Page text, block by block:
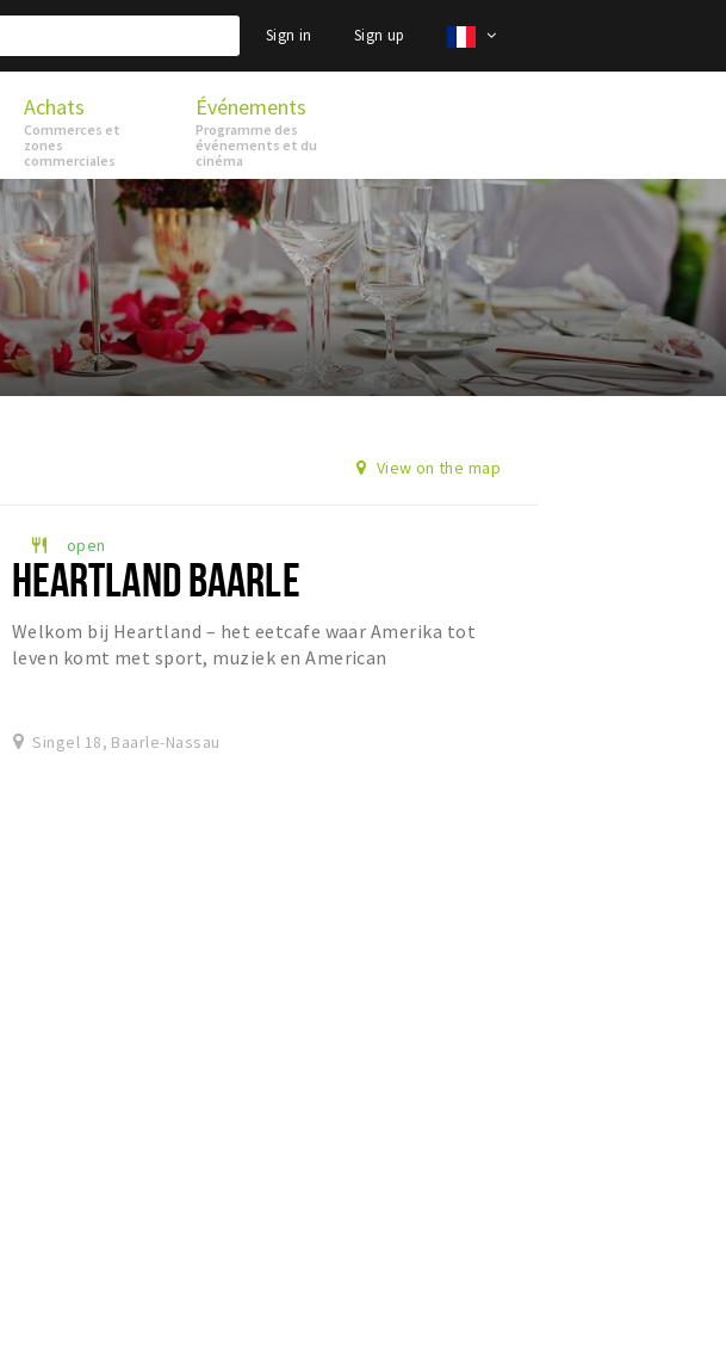
Sign in Sign up
Achats
Commerces et
zones
commerciales
Événements
Programme des
événements et du
cinéma
View on the map
restaurant open
HEARTLAND BAARLE
Welkom bij Heartland – het eetcafe waar Amerika tot
leven komt met sport, muziek en American
Singel 18, Baarle-Nassau